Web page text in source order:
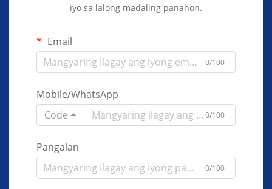
iyo sa lalong madaling panahon.
Email
0/100
Mobile/WhatsApp
Code
0/100
Pangalan
0/100